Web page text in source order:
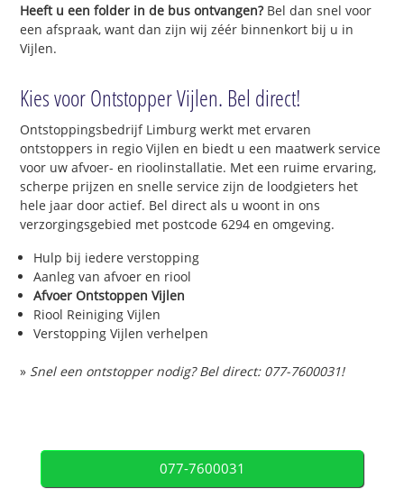
Heeft u een folder in de bus ontvangen?Bel dan snel voor
een afspraak, want dan zijn wij zéér binnenkort bij u in
Vijlen.
Kies voor Ontstopper Vijlen. Bel direct!
Ontstoppingsbedrijf Limburg werkt met ervaren
ontstoppers in regio Vijlen en biedt u een maatwerk service
voor uw afvoer- en rioolinstallatie. Met een ruime ervaring,
scherpe prijzen en snelle service zijn de loodgieters het
hele jaar door actief. Bel direct als u woont in ons
verzorgingsgebied met postcode 6294 en omgeving.
Hulp bij iedere verstopping
Aanleg van afvoer en riool
Afvoer Ontstoppen Vijlen
Riool Reiniging Vijlen
Verstopping Vijlen verhelpen
» Snel een ontstopper nodig? Bel direct: 077-7600031!
077-7600031